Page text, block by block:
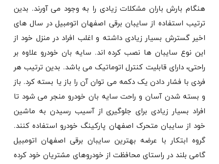
هنگام بارش باران مشکلات زیادی را به وجود می آورند. بدین
ترتیب استفاده از سایبان برقی اصفهان اتومبیل در سال های
اخیر گسترش بسیار زیادی داشته و اغلب افراد در منزل خود از
این نوع سایبان ها نصب کرده اند. سایه بان خودرو علاوه بر
راحتی، دارای قابلیت کنترل اتوماتیک می باشد. بدین ترتیب هر
فردی با فشار دادن یک دکمه می توان آن را باز یا بسته کرد. باز
و بسته شدن آسان و راحت سایه بان خودرو منجر می شود تا
افراد بسیار زیادی برای جلوگیری از آسیب رسیدن به ماشین
خود از سایبان متحرک اصفهان پارکینگ خودرو استفاده کنند.
گروه ابتکار با عرضه بهترین سایبان برقی اصفهان اتومبیل
گامی بلند در راستای محافظت از خودروهای مشتریان خود کرده